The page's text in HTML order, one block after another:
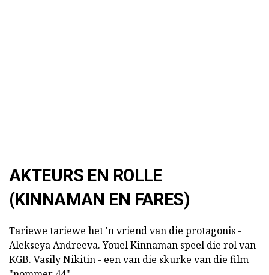
AKTEURS EN ROLLE
(KINNAMAN EN FARES)
Tariewe tariewe het 'n vriend van die protagonis -
Alekseya Andreeva. Youel Kinnaman speel die rol van
KGB. Vasily Nikitin - een van die skurke van die film